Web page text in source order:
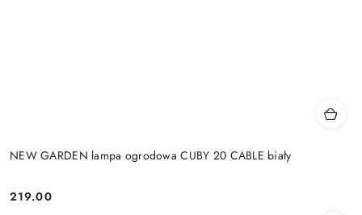
NEW GARDEN lampa ogrodowa CUBY 20 CABLE biały
Cena:
219.00